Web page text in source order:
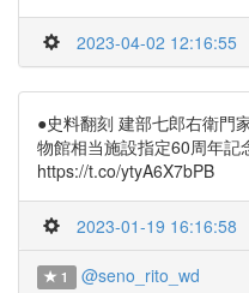
2023-04-02 12:16:55
●史料翻刻 建部七郎右衛門
物館相当施設指定60周年記
https://t.co/ytyA6X7bPB
2023-01-19 16:16:58
1 @seno_rito_wd